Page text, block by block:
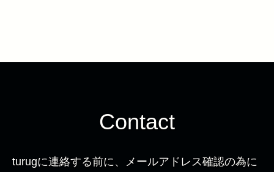
Contact
turugに連絡する前に、メールアドレス確認の為に